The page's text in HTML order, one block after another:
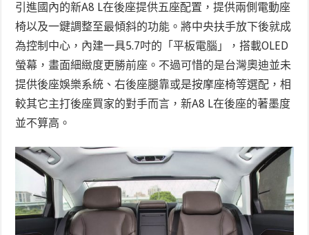
引進國內的新A8 L在後座提供五座配置，提供兩側電動座
椅以及一鍵調整至最傾斜的功能。將中央扶手放下後就成
為控制中心，內建一具5.7吋的「平板電腦」，搭載OLED
螢幕，畫面細緻度更勝前座。不過可惜的是台灣奧迪並未
提供後座娛樂系統、右後座腿靠或是按摩座椅等選配，相
較其它主打後座買家的對手而言，新A8 L在後座的著墨度
並不算高。